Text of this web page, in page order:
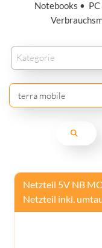
Notebooks • PC
Netzteil 5V NB
Netzteil inkl.